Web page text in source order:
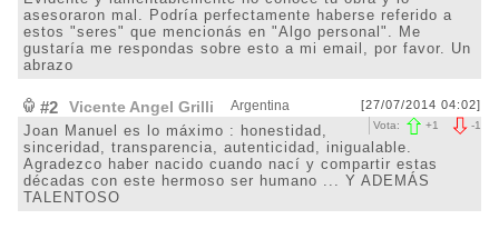
asesoraron mal. Podría perfectamente haberse referido a
estos "seres" que mencionás en "Algo personal". Me
gustaría me respondas sobre esto a mi email, por favor. Un
abrazo
#2 Vicente Angel Grilli Argentina [27/07/2014 04:02]
-1
Vota: +1
Joan Manuel es lo máximo : honestidad,
sinceridad, transparencia, autenticidad, inigualable.
Agradezco haber nacido cuando nací y compartir estas
décadas con este hermoso ser humano ... Y ADEMÁS
TALENTOSO